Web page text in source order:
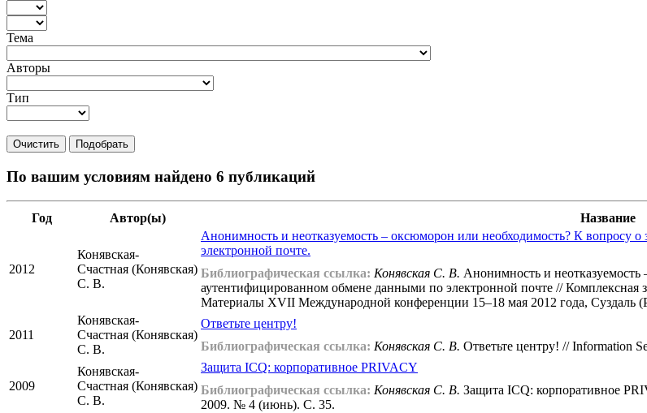
Тема
Авторы
Тип
Очистить Подобрать
По вашим условиям найдено 6 публикаций
Год Автор(ы) Название
2012
Конявская-
Счастная (Конявская)
С. В.
Анонимность и неотказуемость – оксюморон или необходимость? К
электронной почте.
Библиографическая ссылка: Конявская С. В. Анонимность и
аутентифицированном обмене данными по электронной почте //
Материалы XVII Международной конференции 15–18 мая 2012 года, Суздаль
2011
Конявская-
Счастная (Конявская)
С. В.
Ответьте центру!
Библиографическая ссылка: Конявская С. В. Ответьте центру! // Information
2009
Конявская-
Счастная (Конявская)
С. В.
Защита ICQ: корпоративное PRIVACY
Библиографическая ссылка: Конявская С. В. Защита ICQ: корпоративное
2009. № 4 (июнь). С. 35.